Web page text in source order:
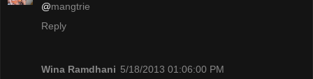
@mangtrie
Reply
Wina Ramdhani 5/18/2013 01:06:00 PM